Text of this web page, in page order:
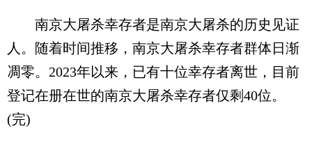
南京大屠杀幸存者是南京大屠杀的历史见证
人。随着时间推移，南京大屠杀幸存者群体日渐
凋零。2023年以来，已有十位幸存者离世，目前
登记在册在世的南京大屠杀幸存者仅剩40位。
(完)